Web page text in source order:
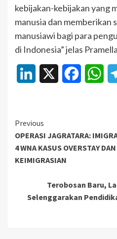
kebijakan-kebijakan yang
manusia dan memberikan
manusiawi bagi para
di Indonesia” jelas
LinkedIn Facebook
Continue
Reading
Previous
OPERASI JAGRATARA:
4 WNA KASUS OVERSTAY
KEIMIGRASIAN
Terobosan Baru,
Selenggarakan